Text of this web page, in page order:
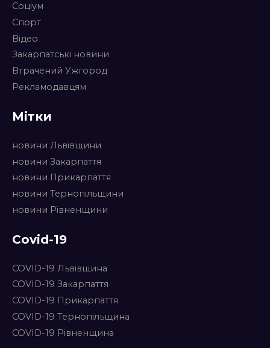
Соціум
Спорт
Відео
Закарпатські новини
Втрачений Ужгород
Рекламодавцям
Мітки
новини Львівщини
новини Закарпаття
новини Прикарпаття
новини Тернопільщини
новини Рівненщини
Covid-19
COVID-19 Львівщина
COVID-19 Закарпаття
COVID-19 Прикарпаття
COVID-19 Тернопільщина
COVID-19 Рівненщина